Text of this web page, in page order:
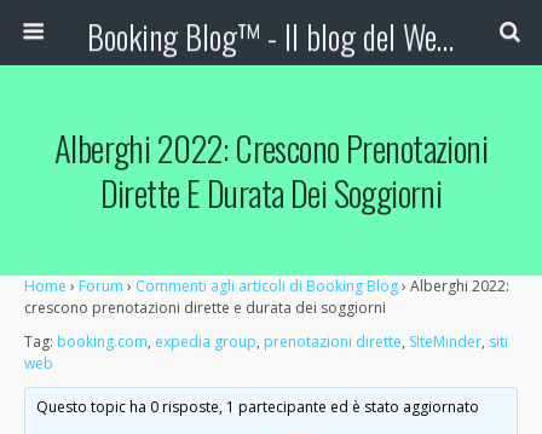
Booking Blog™ - Il blog del Web Marketing Turistico
Alberghi 2022: Crescono Prenotazioni
Dirette E Durata Dei Soggiorni
Home › Forum › Commenti agli articoli di Booking Blog› Alberghi 2022:
crescono prenotazioni dirette e durata dei soggiorni
Tag: booking.com, expedia group, prenotazioni dirette, SIteMinder, siti
web
Questo topic ha 0 risposte, 1 partecipante ed è stato aggiornato